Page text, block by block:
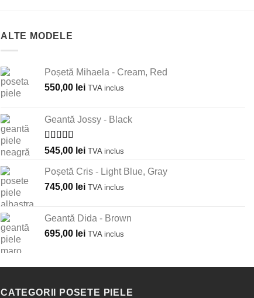
ALTE MODELE
Poșetă Mihaela - Cream, Red
550,00 lei TVA inclus
Geantă Jossy - Black
Evaluat la
din 5
545,00 lei TVA inclus
Poșetă Cris - Light Blue, Gray
745,00 lei TVA inclus
Geantă Dida - Brown
695,00 lei TVA inclus
CATEGORII POSETE PIELE